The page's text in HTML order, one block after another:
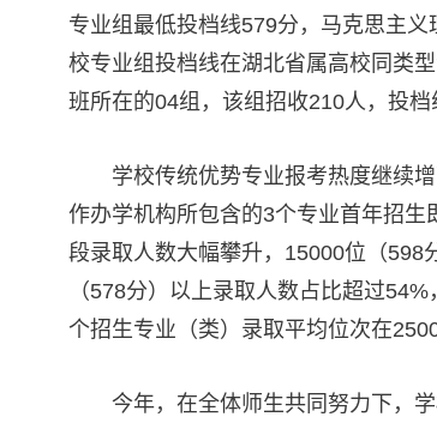
专业组最低投档线579分，马克思主
校专业组投档线在湖北省属高校同类
班所在的04组，该组招收210人，投
学校传统优势专业报考热度继续
作办学机构所包含的3个专业首年招
段录取人数大幅攀升，15000位（598
（578分）以上录取人数占比超过
个招生专业（类）录取平均位次在
今年，在全体师生共同努力下，